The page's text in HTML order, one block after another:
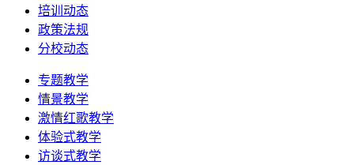
培训动态
政策法规
分校动态
专题教学
情景教学
激情红歌教学
体验式教学
访谈式教学